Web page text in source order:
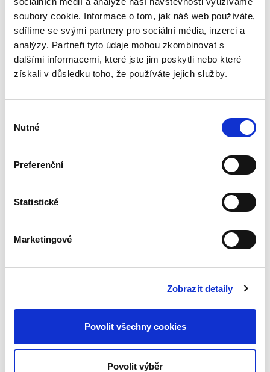
soubory cookie. Informace o tom, jak náš web používáte,
sdílíme se svými partnery pro sociální média, inzerci a
analýzy. Partneři tyto údaje mohou zkombinovat s
dalšími informacemi, které jste jim poskytli nebo které
získali v důsledku toho, že používáte jejich služby.
souhlasu
Nutné
Preferenční
Statistické
Marketingové
Zobrazit detaily
Povolit všechny cookies
Povolit výběr
Publikace pojednává o předpokladech vzniku
povinnosti nahradit újmu způsobenou zvířetem
podle § 2933 až 2935 ObčZ. Nejde ale pouze o
ryzí teorii, v knize čtenář nalezne srozumitelná
řešení...
dědic a jeho
Iveta Vankátová
nového občanského zákoníku v roce 2014 stala
Deset let účinnosti
občanského
zákoníku